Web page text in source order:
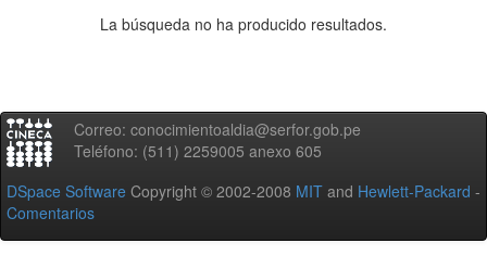
La búsqueda no ha producido resultados.
Correo: conocimientoaldia@serfor.gob.pe
Teléfono: (511) 2259005 anexo 605
DSpace Software Copyright © 2002-2008 MIT and Hewlett-Packard -
Comentarios